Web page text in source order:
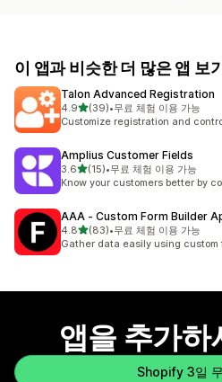
이 앱과 비슷한 더 많은 앱 보
Talon Advanced Registration
4.9별 5개 중
(39)
총 리뷰 39개
•무료 체험 이용 가능
Customize registration and
Amplius Customer Fields
3.6별 5개 중
(15)
총 리뷰 15개
•무료 체험 이용 가능
Know your customers better by
AAA ‑ Custom Form Builder
4.8별 5개 중
(83)
총 리뷰 83개
•무료 체험 이용 가능
Gather data easily using custom
앱을 추가하
Shopify 3일